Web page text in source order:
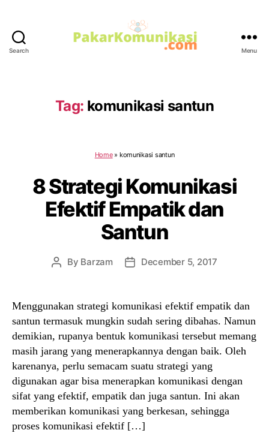
Search Menu
Tag: komunikasi santun
Home» komunikasi santun
8 Strategi Komunikasi
Efektif Empatik dan
Santun
Post
By Barzam
PostDecember 5, 2017
Menggunakan strategi komunikasi efektif empatik dan
santun termasuk mungkin sudah sering dibahas. Namun
demikian, rupanya bentuk komunikasi tersebut memang
masih jarang yang menerapkannya dengan baik. Oleh
karenanya, perlu semacam suatu strategi yang
digunakan agar bisa menerapkan komunikasi dengan
sifat yang efektif, empatik dan juga santun. Ini akan
memberikan komunikasi yang berkesan, sehingga
proses komunikasi efektif […]